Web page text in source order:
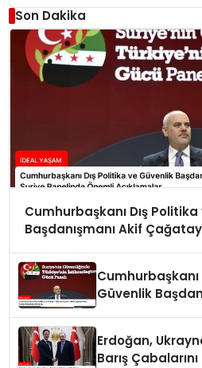
Son Dakika
Cumhurbaşkanı Dış
Başdanışmanı Akif Çağatay
Cumhurbaşkanı
Güvenlik
Erdoğan,
Barış